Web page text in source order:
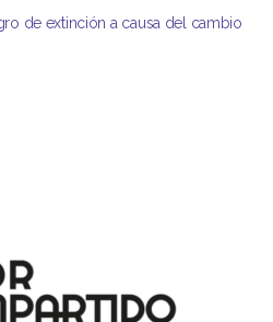
de extinción a causa del cambio